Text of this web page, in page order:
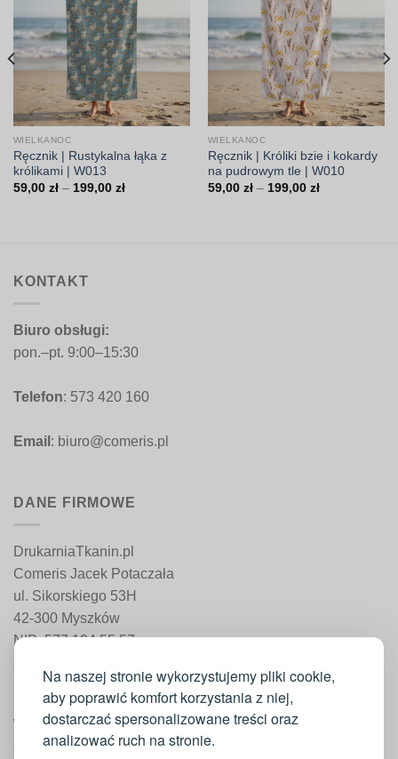
Na naszej stronie wykorzystujemy pliki cookie,
aby poprawić komfort korzystania z niej,
dostarczać spersonalizowane treści oraz
analizować ruch na stronie.
WIELKANOC
Ręcznik | Rustykalna łąka z
królikami | W013
59,00 zł – 199,00 złZakres
WIELKANOC
Ręcznik | Króliki bzie i kokardy
na pudrowym tle | W010
59,00 zł – 199,00 złZakres
KONTAKT
Biuro obsługi:
pon.–pt. 9:00–15:30
Telefon: 573 420 160
Email : biuro@comeris.pl
DANE FIRMOWE
DrukarniaTkanin.pl
Comeris Jacek Potaczała
ul. Sikorskiego 53H
42-300 Myszków
NIP: 577 194 55 57
WAŻNE INFORMACJE